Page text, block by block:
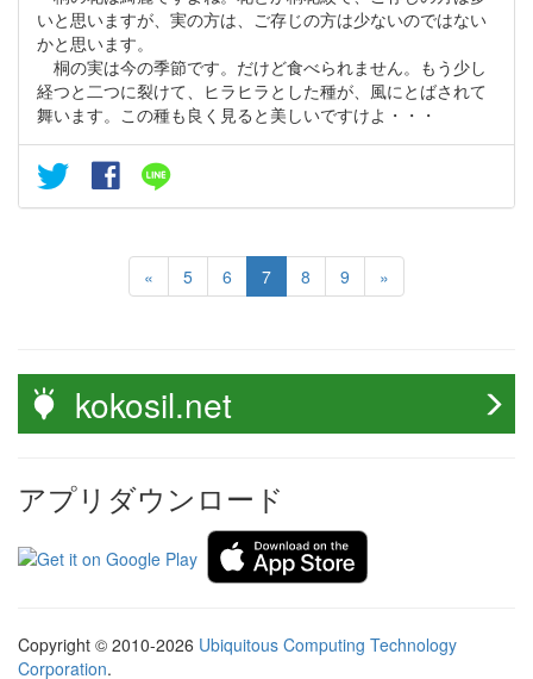
いと思いますが、実の方は、ご存じの方は少ないのではない
かと思います。
桐の実は今の季節です。だけど食べられません。もう少し
経つと二つに裂けて、ヒラヒラとした種が、風にとばされて
舞います。この種も良く見ると美しいですけよ・・・
« 5 6 7 8 9 »
kokosil.net
アプリダウンロード
Copyright © 2010-2026 Ubiquitous Computing Technology
Corporation.